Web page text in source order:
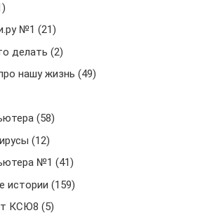
№1 (21)
делать (2)
нашу жизнь (49)
(58)
(12)
№1 (41)
истории (159)
КСЮ8 (5)